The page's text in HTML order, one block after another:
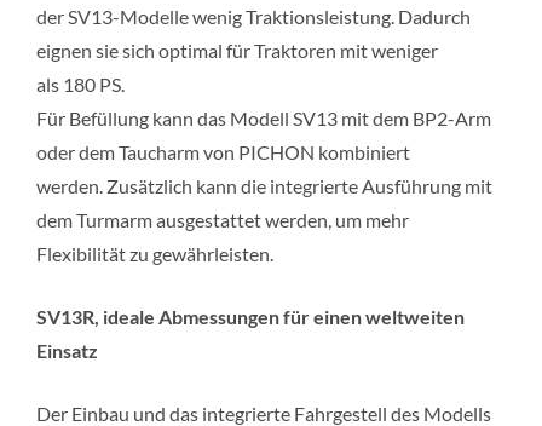
der SV13-Modelle wenig Traktionsleistung. Dadurch
eignen sie sich optimal für Traktoren mit weniger
als 180 PS.
Für Befüllung kann das Modell SV13 mit dem BP2-Arm
oder dem Taucharm von PICHON kombiniert
werden. Zusätzlich kann die integrierte Ausführung mit
dem Turmarm ausgestattet werden, um mehr
Flexibilität zu gewährleisten.
SV13R, ideale Abmessungen für einen weltweiten
Einsatz
Der Einbau und das integrierte Fahrgestell des Modells